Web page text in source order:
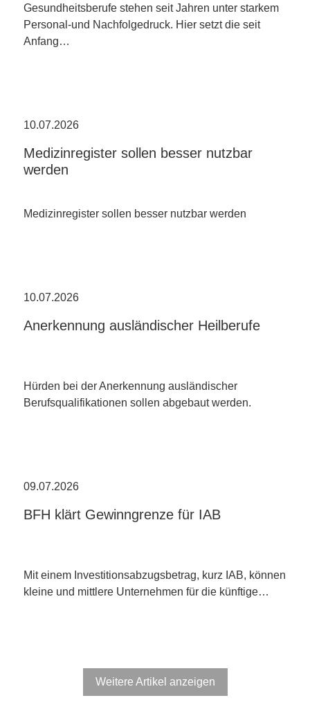
Gesundheitsberufe stehen seit Jahren unter starkem
Personal-und Nachfolgedruck. Hier setzt die seit
Anfang…
10.07.2026
Medizinregister sollen besser nutzbar
werden
Medizinregister sollen besser nutzbar werden
10.07.2026
Anerkennung ausländischer Heilberufe
Hürden bei der Anerkennung ausländischer
Berufsqualifikationen sollen abgebaut werden.
09.07.2026
BFH klärt Gewinngrenze für IAB
Mit einem Investitionsabzugsbetrag, kurz IAB, können
kleine und mittlere Unternehmen für die künftige…
Weitere Artikel anzeigen